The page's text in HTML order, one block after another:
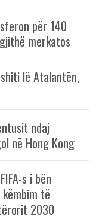
për 140
merkatos
lë Atalantën,
ndaj
në Hong Kong
s i bën
të
2030